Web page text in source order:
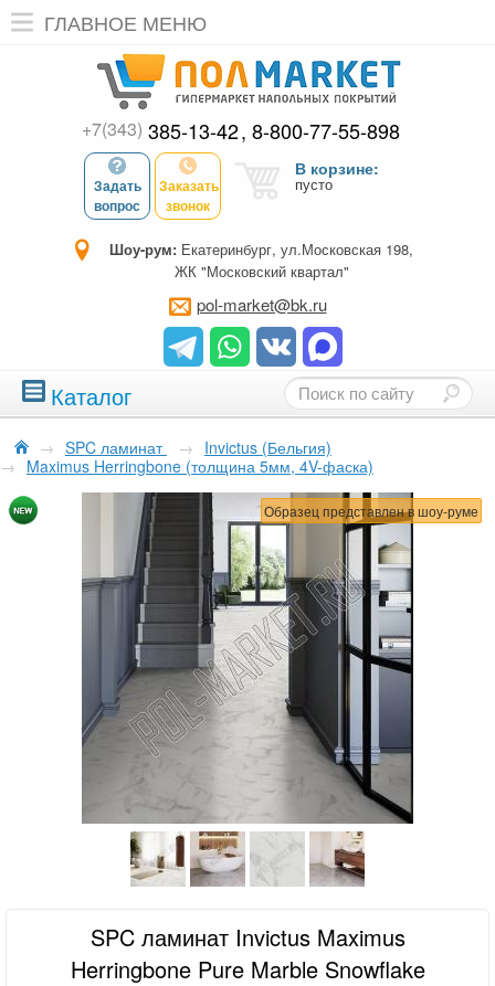
ГЛАВНОЕ МЕНЮ
+7(343) 385-13-42 8-800-77-55-898
Задать
вопрос
Заказать
звонок
В корзине:
пусто
Шоу-рум: Екатеринбург, ул.Московская 198,
ЖК "Московский квартал"
pol-market@bk.ru
Каталог
→ SPC ламинат → Invictus (Бельгия)
→ Maximus Herringbone (толщина 5мм, 4V-фаска)
Образец представлен в шоу-руме
SPC ламинат Invictus Maximus
Herringbone Pure Marble Snowflake